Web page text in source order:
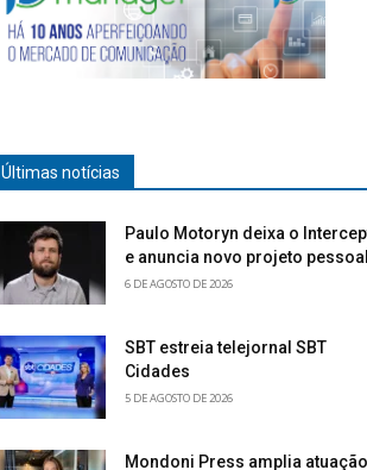
Últimas notícias
Paulo Motoryn deixa o
e anuncia novo projeto pessoal
6 DE AGOSTO DE 2026
SBT estreia telejornal SBT
Cidades
5 DE AGOSTO DE 2026
Mondoni Press amplia atuação